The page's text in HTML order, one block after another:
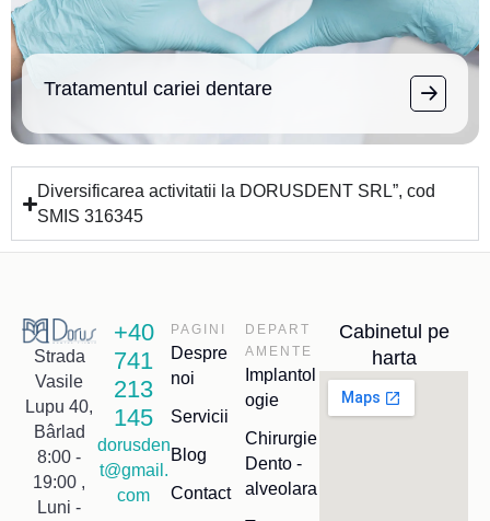
Tratamentul cariei dentare
Diversificarea activitatii la DORUSDENT SRL”, cod
SMIS 316345
Strada
Vasile
Lupu 40,
Bârlad
8:00 -
19:00 ,
Luni -
+40
741
213
145
dorusden
t@gmail.
com
PAGINI
Despre
noi
Servicii
Blog
Contact
DEPART
AMENTE
Implantol
ogie
Chirurgie
Dento -
alveolara
Cabinetul pe
harta